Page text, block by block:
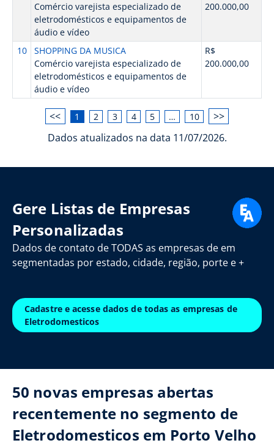
Comércio varejista especializado de
eletrodomésticos e equipamentos de
áudio e vídeo
200.000,00
10
SHOPPING DA MUSICA
Comércio varejista especializado de
eletrodomésticos e equipamentos de
áudio e vídeo
R$
200.000,00
<< 1 2 3 4 5 … 10
>>
Dados atualizados na data 11/07/2026.
Gere Listas de Empresas
Personalizadas
Dados de contato de TODAS as empresas de em
segmentadas por estado, cidade, região, porte e +
Cadastre e acesse dados de todas as empresas de
Eletrodomesticos
50 novas empresas abertas
recentemente no segmento de
Eletrodomesticos em Porto Velho